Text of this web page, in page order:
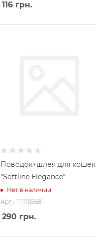
116 грн.
Поводок+шлея для кошек
"Softline Elegance"
Нет в наличии
Арт.: 1111115568
290 грн.